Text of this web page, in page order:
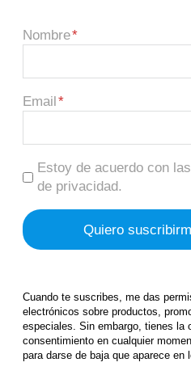
Nombre
Email
Estoy de acuerdo con
de privacidad.
Cuando te suscribes, me das
electrónicos sobre productos,
especiales. Sin embargo, tienes la
consentimiento en cualquier
para darse de baja que aparece en